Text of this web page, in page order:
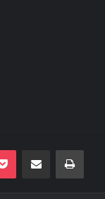
Pocket Share via Email